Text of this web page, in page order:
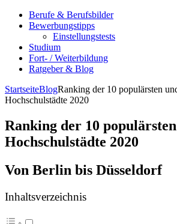
Berufe & Berufsbilder
Bewerbungstipps
Einstellungstests
Studium
Fort- / Weiterbildung
Ratgeber & Blog
StartseiteBlogRanking der 10 populärsten
Hochschulstädte 2020
Ranking der 10
Hochschulstädte 2020
Von Berlin bis Düsseldorf
Inhaltsverzeichnis